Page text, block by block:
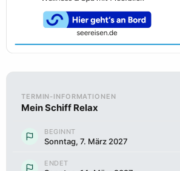
TERMIN-INFORMATIONEN
Mein Schiff Relax
BEGINNT
Sonntag, 7. März 2027
ENDET